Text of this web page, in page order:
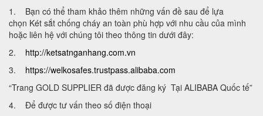
1. Bạn có thể tham khảo thêm những vấn đề sau để lựa
chọn Két sắt chống cháy an toàn phù hợp với nhu cầu của mình
hoặc liên hệ với chúng tôi theo thông tin dưới đây:
2. http://ketsatnganhang.com.vn
3. https://welkosafes.trustpass.alibaba.com
“Trang GOLD SUPPLIER đã được đăng ký Tại ALIBABA Quốc tế”
4. Để được tư vấn theo số điện thoại